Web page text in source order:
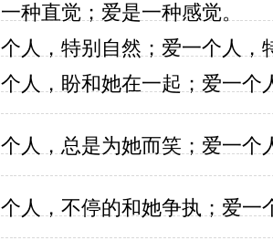
直觉；爱是一种感觉。
，特别自然；爱一个人，
，盼和她在一起；爱一个
，总是为她而笑；爱一个
，不停的和她争执；爱一